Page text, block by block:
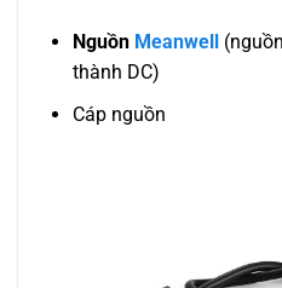
Nguồn Meanwell
thành DC)
Cáp nguồn